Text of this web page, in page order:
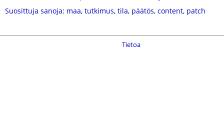
Suosittuja sanoja: maa, tutkimus, tila, päätös, content, patch
Tietoa